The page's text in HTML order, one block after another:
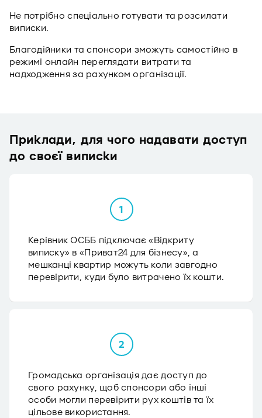
Не потрібно спеціально готувати та розсилати
виписки.
Благодійники та спонсори зможуть самостійно в
режимі онлайн переглядати витрати та
надходження за рахунком організації.
Приклади, для чого надавати доступ
до своєї виписки
Керівник ОСББ підключає «Відкриту
виписку» в «Приват24 для бізнесу», а
мешканці квартир можуть коли завгодно
перевірити, куди було витрачено їх кошти.
Громадська організація дає доступ до
свого рахунку, щоб спонсори або інші
особи могли перевірити рух коштів та їх
цільове використання.